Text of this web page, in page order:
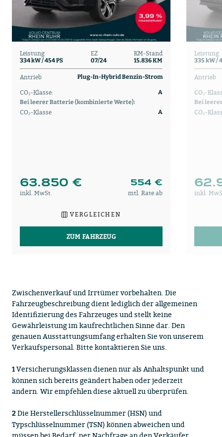
Leistung
334 kW / 454 PS
EZ
07/24
KM-Stand
15.836 KM
Antrieb Plug-In-Hybrid Benzin-Strom
CO₂-Klasse:
A
Bei leerer Batterie (kombinierte Werte):
CO₂-Klasse A
63.850 € 554 €
inkl. MwSt. mtl. Rate ab
VERGLEICHEN
ZUM FAHRZEUG
Leistung
335 kW /
Antrieb
CO₂-
Bei
CO₂-
inkl.
Zwischenverkauf und Irrtümer vorbehalten. Die
Fahrzeugbeschreibung dient lediglich der allgemeinen
Identifizierung des Fahrzeuges und stellt keine
Gewährleistung im kaufrechtlichen Sinne dar. Den
genauen Ausstattungsumfang erhalten Sie von unserem
Verkaufspersonal. Bitte kontaktieren Sie uns.
1Versicherungsklassen dienen nur als Anhaltspunkt und
können sich bereits geändert haben oder jederzeit
ändern. Wir empfehlen diese aktuell zu überprüfen.
2Die Herstellerschlüsselnummer (HSN) und
Typschlüsselnummer (TSN) können abweichen und